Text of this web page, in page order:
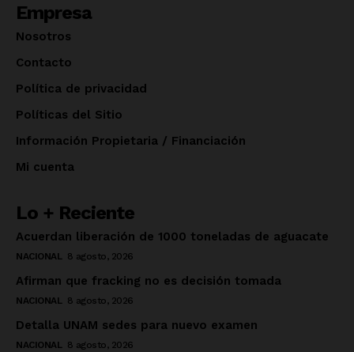
Empresa
Nosotros
Contacto
Política de privacidad
Políticas del Sitio
Información Propietaria / Financiación
Mi cuenta
Lo + Reciente
Acuerdan liberación de 1000 toneladas de aguacate
NACIONAL 8 agosto, 2026
Afirman que fracking no es decisión tomada
NACIONAL 8 agosto, 2026
Detalla UNAM sedes para nuevo examen
NACIONAL 8 agosto, 2026